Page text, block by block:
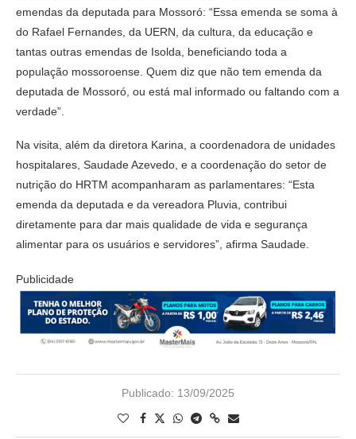
emendas da deputada para Mossoró: “Essa emenda se soma à
do Rafael Fernandes, da UERN, da cultura, da educação e
tantas outras emendas de Isolda, beneficiando toda a
população mossoroense. Quem diz que não tem emenda da
deputada de Mossoró, ou está mal informado ou faltando com a
verdade”.
Na visita, além da diretora Karina, a coordenadora de unidades
hospitalares, Saudade Azevedo, e a coordenação do setor de
nutrição do HRTM acompanharam as parlamentares: “Esta
emenda da deputada e da vereadora Pluvia, contribui
diretamente para dar mais qualidade de vida e segurança
alimentar para os usuários e servidores”, afirma Saudade.
Publicidade
Publicado: 13/09/2025